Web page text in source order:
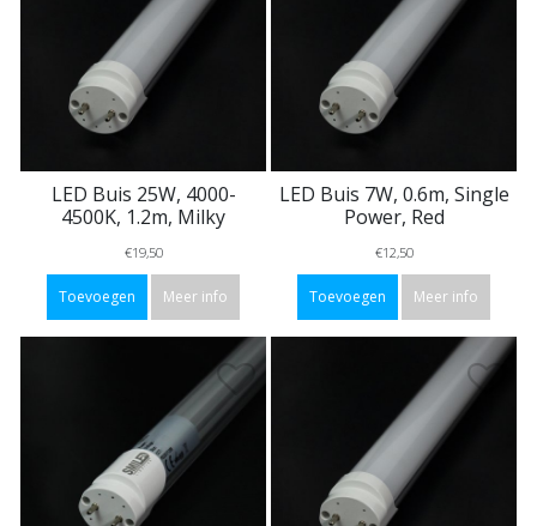
LED Buis 25W, 4000-
4500K, 1.2m, Milky
€19,50
Toevoegen Meer info
LED Buis 7W, 0.6m, Single
Power, Red
€12,50
Toevoegen Meer info